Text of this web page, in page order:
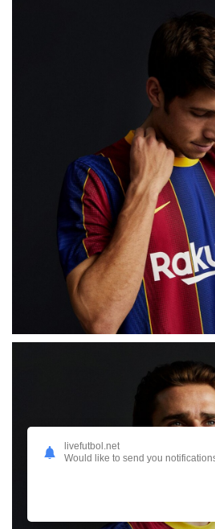
livefutbol.net
Would like to send you